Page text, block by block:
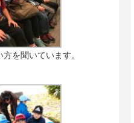
を聞いています。